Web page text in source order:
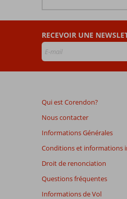
écrits
par
nos
dans
Merit
Les
avis
de
plus
RECEVOIR UNE
Qui est Corendon?
Nous contacter
Informations Générales
Conditions et informations
Droit de renonciation
Questions fréquentes
Informations de Vol